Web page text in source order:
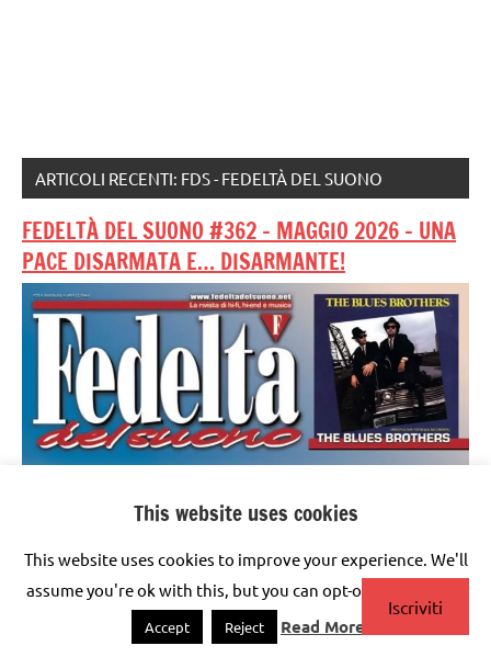
ARTICOLI RECENTI: FDS - FEDELTÀ DEL SUONO
FEDELTÀ DEL SUONO #362 – MAGGIO 2026 – UNA
PACE DISARMATA E… DISARMANTE!
This website uses cookies
This website uses cookies to improve your experience. We'll
assume you're ok with this, but you can opt-out if you wish.
Accept Reject Read More
Iscriviti